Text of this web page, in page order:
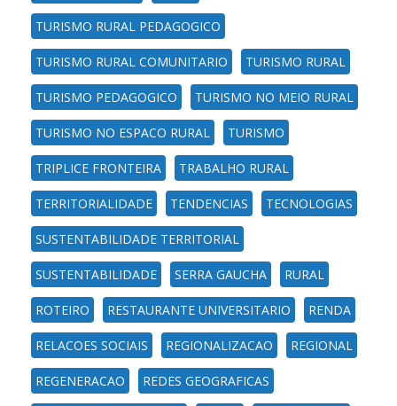
TURISMO RURAL PEDAGOGICO
TURISMO RURAL COMUNITARIO TURISMO RURAL
TURISMO PEDAGOGICO TURISMO NO MEIO RURAL
TURISMO NO ESPACO RURAL TURISMO
TRIPLICE FRONTEIRA TRABALHO RURAL
TERRITORIALIDADE TENDENCIAS TECNOLOGIAS
SUSTENTABILIDADE TERRITORIAL
SUSTENTABILIDADE SERRA GAUCHA RURAL
ROTEIRO RESTAURANTE UNIVERSITARIO RENDA
RELACOES SOCIAIS REGIONALIZACAO REGIONAL
REGENERACAO REDES GEOGRAFICAS